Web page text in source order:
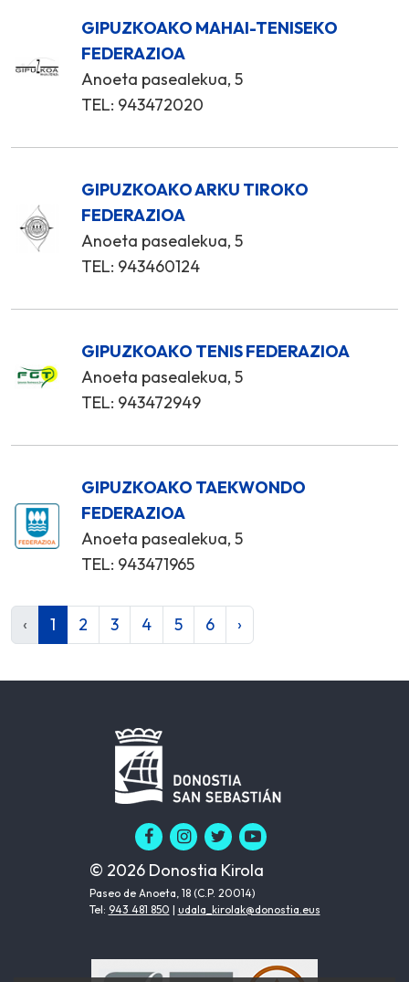
GIPUZKOAKO MAHAI-TENISEKO
FEDERAZIOA
Anoeta pasealekua, 5
TEL: 943472020
GIPUZKOAKO ARKU TIROKO
FEDERAZIOA
Anoeta pasealekua, 5
TEL: 943460124
GIPUZKOAKO TENIS FEDERAZIOA
Anoeta pasealekua, 5
TEL: 943472949
GIPUZKOAKO TAEKWONDO
FEDERAZIOA
Anoeta pasealekua, 5
TEL: 943471965
‹ 1 2 3 4 5 6 ›
© 2026 Donostia Kirola
Paseo de Anoeta, 18 (C.P. 20014)
Tel: 943 481 850 | udala_kirolak@donostia.eus